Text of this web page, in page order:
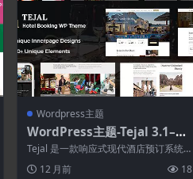
Wordpress主题
WordPress主题-Tejal 3.1–酒
店WordPress主题
Tejal 是一款响应式现代酒店预订系统
12 月前 18